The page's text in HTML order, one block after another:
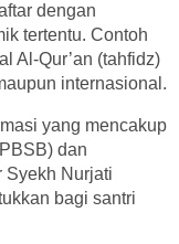
dengan
tertentu. Contoh
Al-Qur’an (tahfidz)
internasional.
yang mencakup
dan
Syekh Nurjati
bagi santri